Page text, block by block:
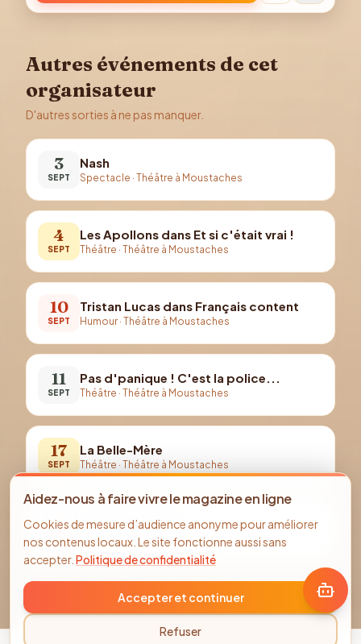
Autres événements de cet
organisateur
D'autres sorties à ne pas manquer.
3
SEPT
Nash
Spectacle · Théâtre à Moustaches
4
SEPT
Les Apollons dans Et si c'était vrai !
Théâtre · Théâtre à Moustaches
10
SEPT
Tristan Lucas dans Français content
Humour · Théâtre à Moustaches
11
SEPT
Pas d'panique ! C'est la police...
Théâtre · Théâtre à Moustaches
17
SEPT
La Belle-Mère
Théâtre · Théâtre à Moustaches
18 Les décoiffeuses
Théâtre Théâtre à Moustaches
Aidez-nous à faire vivre le magazine en ligne
Cookies de mesure d’audience anonyme pour améliorer
nos contenus locaux. Le site fonctionne aussi sans
accepter. Politique de confidentialité
Refuser
Accepter et continuer